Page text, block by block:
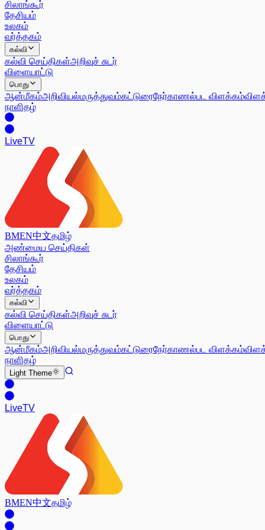
சிலாங்கூர்
தேசியம்
உலகம்
வர்த்தகம்
கல்வி
கல்வி செய்திகள்அறிவுச் சுடர்
விளையாட்டு
பொது
ஆன்மீகம்அறிவியல்மருத்துவம்கட்டுரைநேர்காணல்பட விளக்கம்
நாளிதழ்
LiveTV
BMEN中文தமிழ்
அண்மைய செய்திகள்
சிலாங்கூர்
தேசியம்
உலகம்
வர்த்தகம்
கல்வி
கல்வி செய்திகள்அறிவுச் சுடர்
விளையாட்டு
பொது
ஆன்மீகம்அறிவியல்மருத்துவம்கட்டுரைநேர்காணல்பட விளக்கம்
நாளிதழ்
Light Theme
LiveTV
BMEN中文தமிழ்